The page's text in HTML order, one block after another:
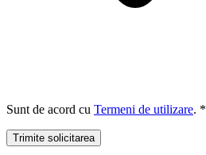
Sunt de acord cu Termeni de utilizare. *
Trimite solicitarea